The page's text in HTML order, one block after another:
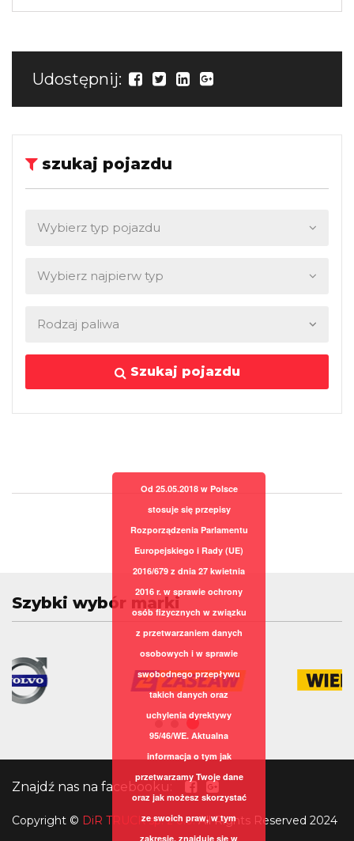
Udostępnij:
szukaj pojazdu
Szukaj pojazdu
Szybki wybór marki
Znajdź nas na facebooku:
Copyright © DiR TRUCK sp. z o.o.All Rights Reserved 2024
Od 25.05.2018 w Polsce
stosuje się przepisy
Rozporządzenia Parlamentu
Europejskiego i Rady (UE)
2016/679 z dnia 27 kwietnia
2016 r. w sprawie ochrony
osób fizycznych w związku
z przetwarzaniem danych
osobowych i w sprawie
swobodnego przepływu
takich danych oraz
uchylenia dyrektywy
95/46/WE. Aktualna
informacja o tym jak
przetwarzamy Twoje dane
oraz jak możesz skorzystać
ze swoich praw, w tym
zakresie, znajduje się w